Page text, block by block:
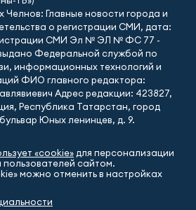
Главные новости города и
о регистрации СМИ, дата:
СМИ Эл № ЭЛ № ФС 77 -
выдано Федеральной службой по
информационных технологий и
ФИО главного редактора:
Адрес редакции: 423827,
Республика Татарстан, город
Юных ленинцев, д. 9.
«cookie»для персонализации
пользователей сайтом.
можно отменить в настройках